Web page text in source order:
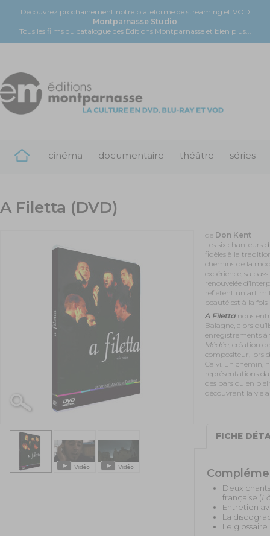
Découvrez prochainement notre plateforme de streaming et VOD
Montparnasse Studio
Tous les films du catalogue des Éditions Montparnasse et bien plus...
cinéma documentaire théâtre séries
A Filetta (DVD)
de Don Kent
Les six chanteurs
fidèles à la
chemins de la
expérience, sa
renouvelée
reflètent un art
beauté est à la
A Filetta nous
Balagne, alors
enregistrements à
Médée, création
compositeur, lors
Calvi. En chemin,
représentations
des bars ou en
découvrant la vie
FICHE
Deux
française (
Entretien
La
Le